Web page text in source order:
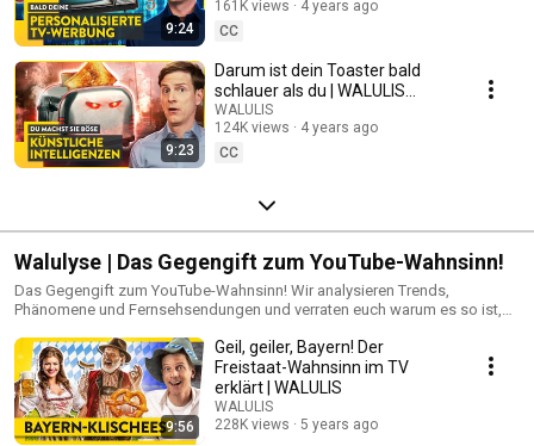
9:24
161K views
4 years ago
CC
9:23
Darum ist dein Toaster bald
schlauer als du | WALULIS
STORY SWR3
WALULIS
124K views
4 years ago
CC
Walulyse | Das Gegengift zum YouTube-Wahnsinn!
Das Gegengift zum YouTube-Wahnsinn! Wir analysieren Trends,
Phänomene und Fernsehsendungen und verraten euch warum es so ist,
9:56
Geil, geiler, Bayern! Der
Freistaat-Wahnsinn im TV
erklärt | WALULIS
WALULIS
228K views
5 years ago